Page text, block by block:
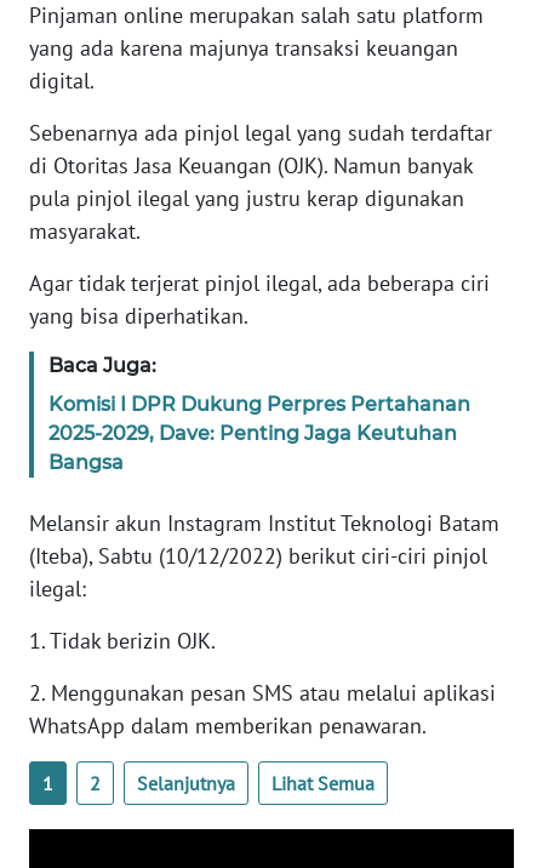
Pinjaman online merupakan salah satu platform
yang ada karena majunya transaksi keuangan
digital.
Sebenarnya ada pinjol legal yang sudah terdaftar
di Otoritas Jasa Keuangan (OJK). Namun banyak
pula pinjol ilegal yang justru kerap digunakan
masyarakat.
Agar tidak terjerat pinjol ilegal, ada beberapa ciri
yang bisa diperhatikan.
Baca Juga:
Komisi I DPR Dukung Perpres Pertahanan
2025-2029, Dave: Penting Jaga Keutuhan
Bangsa
Melansir akun Instagram Institut Teknologi Batam
(Iteba), Sabtu (10/12/2022) berikut ciri-ciri pinjol
ilegal:
1. Tidak berizin OJK.
2. Menggunakan pesan SMS atau melalui aplikasi
WhatsApp dalam memberikan penawaran.
1 2 Selanjutnya Lihat Semua
INFO
IKLAN
KAMI
PEDOMAN
MEDIA
REDAKSI
DISCLAIMER
Wahana
News
Regional
SUMUT
WN
JAKARTA
WN